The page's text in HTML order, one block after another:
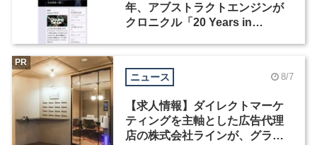
年、アブストラクトエンジンが
クロニクル「20 Years in
ニュース 8/7
【求人情報】ダイレクトマーケ
ティングを主軸とした広告代理
店の株式会社ラインが、グラフ
PR